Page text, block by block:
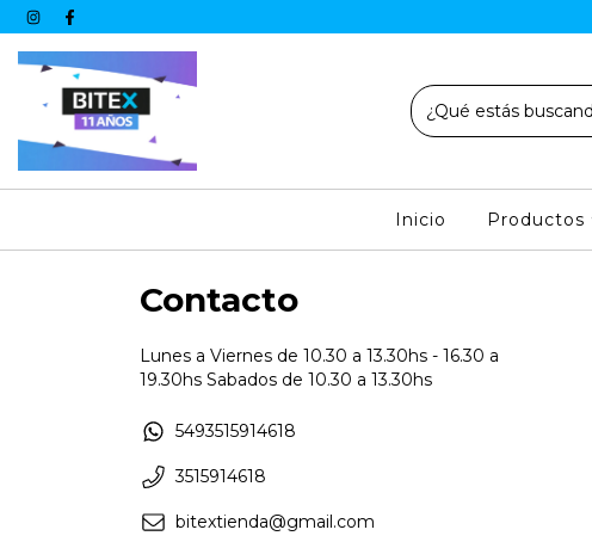
Inicio Productos
Contacto
Lunes a Viernes de 10.30 a 13.30hs - 16.30 a
19.30hs Sabados de 10.30 a 13.30hs
5493515914618
3515914618
bitextienda@gmail.com